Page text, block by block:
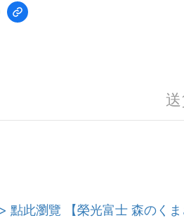
點此瀏覽 【榮光富士 森のく